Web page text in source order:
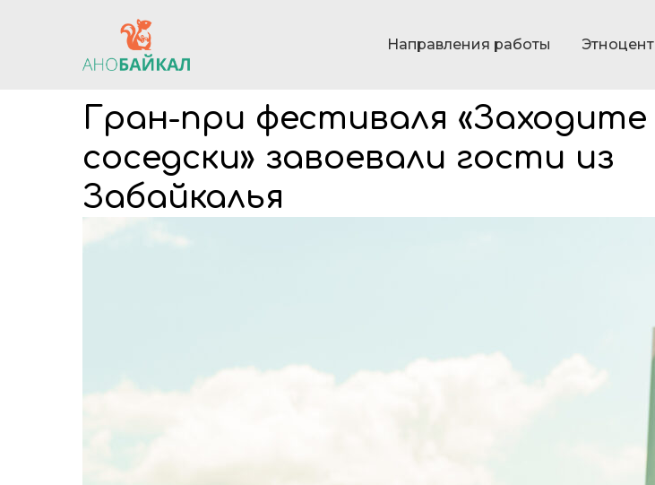
Направления работы
Гран-при фестиваля «Заходите
соседски» завоевали гости из
Забайкалья